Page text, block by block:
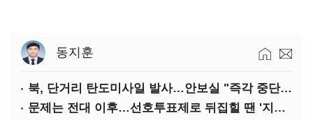
동지훈
북, 단거리 탄도미사일 발사…안보실 "즉각 중단 촉구"
문제는 전대 이후…선호투표제로 뒤집힐 땐 '지지층 불복'